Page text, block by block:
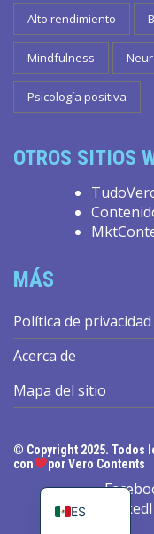
Alto rendimiento
Mindfulness
Psicología positiva
OTROS SITIOS
MÁS
Política de privacidad
Acerca de
Mapa del sitio
© Copyright 2025. Todos
con
por Vero Contents
ES
PT_BR
EN